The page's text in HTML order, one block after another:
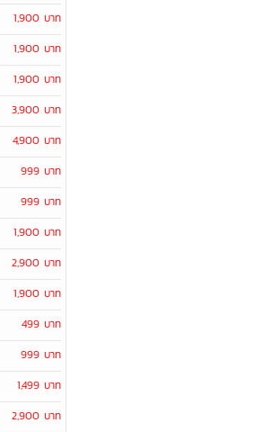
1,900 บาท
1,900 บาท
1,900 บาท
3,900 บาท
4,900 บาท
999 บาท
999 บาท
1,900 บาท
2,900 บาท
1,900 บาท
499 บาท
999 บาท
1,499 บาท
2,900 บาท